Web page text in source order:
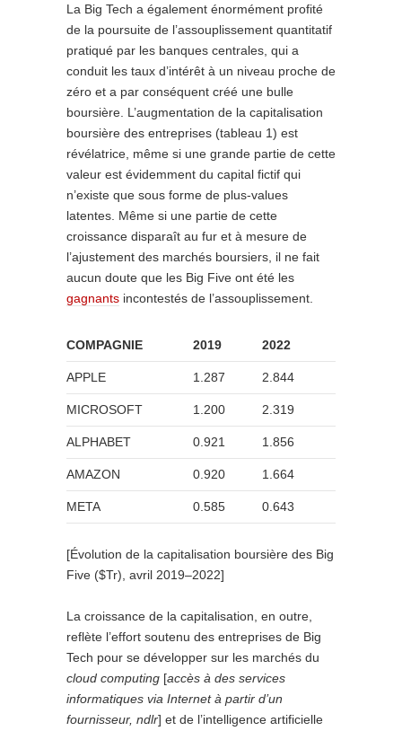
La Big Tech a également énormément profité
de la poursuite de l’assouplissement quantitatif
pratiqué par les banques centrales, qui a
conduit les taux d’intérêt à un niveau proche de
zéro et a par conséquent créé une bulle
boursière. L’augmentation de la capitalisation
boursière des entreprises (tableau 1) est
révélatrice, même si une grande partie de cette
valeur est évidemment du capital fictif qui
n’existe que sous forme de plus-values
latentes. Même si une partie de cette
croissance disparaît au fur et à mesure de
l’ajustement des marchés boursiers, il ne fait
aucun doute que les Big Five ont été les
gagnants incontestés de l’assouplissement.
COMPAGNIE 2019 2022
APPLE 1.287 2.844
MICROSOFT 1.200 2.319
ALPHABET 0.921 1.856
AMAZON 0.920 1.664
META 0.585 0.643
[Évolution de la capitalisation boursière des Big
Five ($Tr), avril 2019–2022]
La croissance de la capitalisation, en outre,
reflète l’effort soutenu des entreprises de Big
Tech pour se développer sur les marchés du
cloud computing [accès à des services
informatiques via Internet à partir d’un
fournisseur, ndlr] et de l’intelligence artificielle